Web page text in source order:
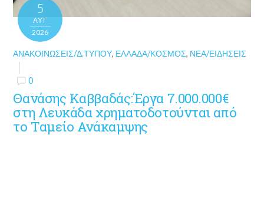
5
ΑΥΓ
2026
ΑΝΑΚΟΙΝΏΣΕΙΣ/Δ.ΤΎΠΟΥ, ΕΛΛΆΔΑ/ΚΌΣΜΟΣ, ΝΈΑ/ΕΙΔΉΣΕΙΣ
0
Θανάσης Καββαδάς:Έργα 7.000.000€
στη Λευκάδα χρηματοδοτούνται από
το Ταμείο Ανάκαμψης